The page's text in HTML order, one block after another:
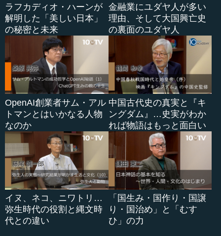
ラフカディオ・ハーンが
解明した「美しい日本」
の秘密と未来
金融業にユダヤ人が多い
理由、そして大国興亡史
の裏面のユダヤ人
OpenAI創業者サム・アル
トマンとはいかなる人物
なのか
中国古代史の真実と『キ
ングダム』…史実がわか
れば物語はもっと面白い
イヌ、ネコ、ニワトリ…
弥生時代の役割と縄文時
代との違い
「国生み・国作り・国譲
り・国治め」と「むす
ひ」の力